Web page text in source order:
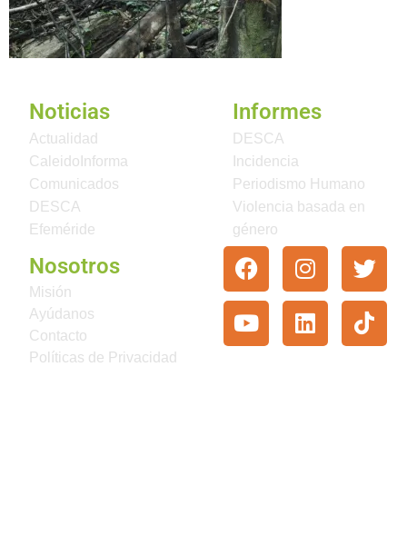
Noticias
Actualidad
CaleidoInforma
Comunicados
DESCA
Efeméride
Informes
DESCA
Incidencia
Periodismo Humano
Violencia basada en
género
Nosotros
Misión
Ayúdanos
Contacto
Políticas de Privacidad